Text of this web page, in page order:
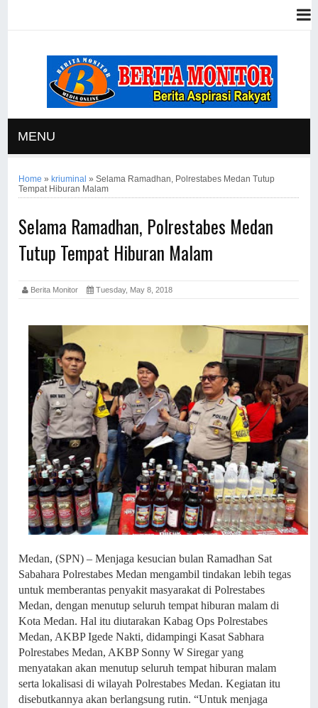
MENU
Home » kriuminal »Selama Ramadhan, Polrestabes Medan Tutup
Tempat Hiburan Malam
Selama Ramadhan, Polrestabes Medan
Tutup Tempat Hiburan Malam
Berita Monitor Tuesday, May 8, 2018
Medan, (SPN) – Menjaga kesucian bulan Ramadhan Sat
Sabahara Polrestabes Medan mengambil tindakan lebih tegas
untuk memberantas penyakit masyarakat di Polrestabes
Medan, dengan menutup seluruh tempat hiburan malam di
Kota Medan. Hal itu diutarakan Kabag Ops Polrestabes
Medan, AKBP Igede Nakti, didampingi Kasat Sabhara
Polrestabes Medan, AKBP Sonny W Siregar yang
menyatakan akan menutup seluruh tempat hiburan malam
serta lokalisasi di wilayah Polrestabes Medan. Kegiatan itu
disebutkannya akan berlangsung rutin. “Untuk menjaga